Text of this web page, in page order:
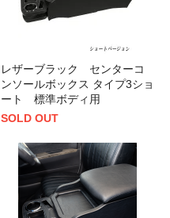
レザーブラック センターコ
ンソールボックス タイプ3ショ
ート 標準ボディ用
SOLD OUT